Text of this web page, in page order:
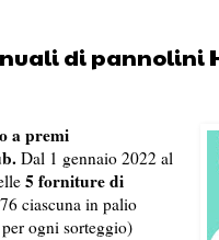
di pannolini
a premi
Dal 1 gennaio 2022 al
5 forniture di
ciascuna in palio
ogni sorteggio)